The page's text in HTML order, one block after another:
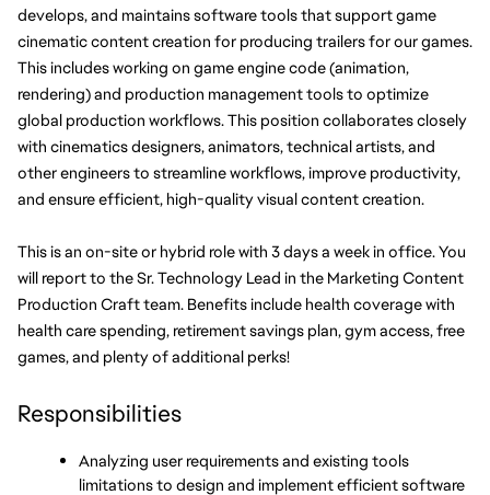
develops, and maintains software tools that support game
cinematic content creation for producing trailers for our games.
This includes working on game engine code (animation,
rendering) and production management tools to optimize
global production workflows. This position collaborates closely
with cinematics designers, animators, technical artists, and
other engineers to streamline workflows, improve productivity,
and ensure efficient, high-quality visual content creation.
This is an on-site or hybrid role with 3 days a week in office. You
will report to the Sr. Technology Lead in the Marketing Content
Production Craft team. Benefits include health coverage with
health care spending, retirement savings plan, gym access, free
games, and plenty of additional perks!
Responsibilities
Analyzing user requirements and existing tools
limitations to design and implement efficient software